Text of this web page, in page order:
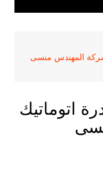
شركة المهندس منسى
اتوماتيك